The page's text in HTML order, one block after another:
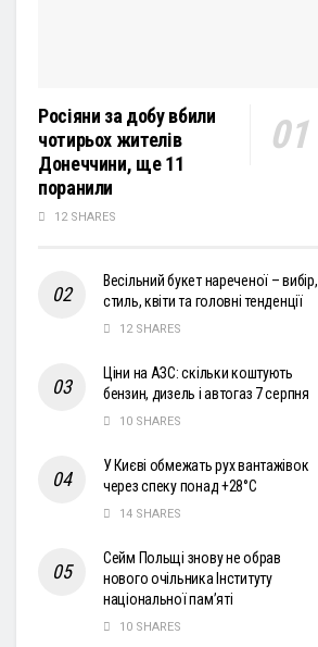
Росіяни за добу вбили
чотирьох жителів
Донеччини, ще 11
поранили
12 SHARES
Весільний букет нареченої – вибір,
стиль, квіти та головні тенденції
12 SHARES
Ціни на АЗС: скільки коштують
бензин, дизель і автогаз 7 серпня
10 SHARES
У Києві обмежать рух вантажівок
через спеку понад +28°С
14 SHARES
Сейм Польщі знову не обрав
нового очільника Інституту
національної пам’яті
10 SHARES